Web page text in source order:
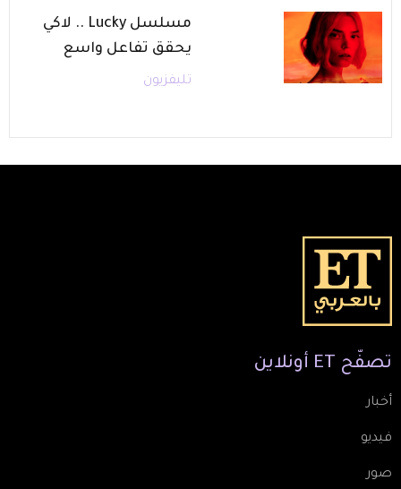
مسلسل Lucky .. لاكي
يحقق تفاعل واسع
تليفزيون
تصفّح ET أونلاين
أخبار
فيديو
صور